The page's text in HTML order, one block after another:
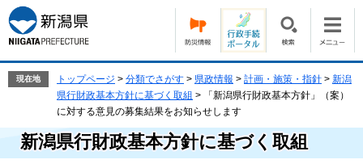
ー
ジ
の
す。
ニ
ュ
ー
し
本
現在地 トップページ > 分類でさがす > 県政情報 > 計画・施策・指針 > 新潟
県行財政基本方針に基づく取組 >
「新潟県行財政基本方針」（案）
に対する意見の募集結果をお知らせします
新潟県行財政基本方針に基づく取組